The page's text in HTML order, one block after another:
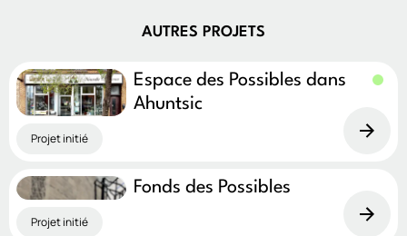
AUTRES PROJETS
Espace des Possibles dans
Ahuntsic
Projet initié
Fonds des Possibles
Projet initié